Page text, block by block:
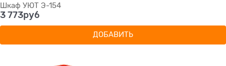
Шкаф УЮТ Э-154
3 773руб
ДОБАВИТЬ